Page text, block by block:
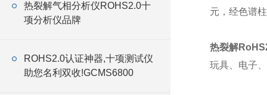
热裂解气相分析仪ROHS2.0十
项分析仪品牌
ROHS2.0认证神器,十项测试仪
助您名利双收!GCMS6800
元，经色谱
热裂解
玩具、电子